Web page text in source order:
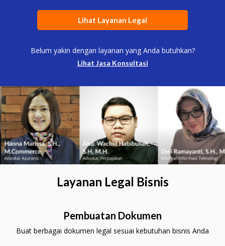
Lihat Layanan Legal
Belum yakin dengan layanan yang Anda butuhkan?
Lihat Jasa Konsultasi
Layanan Legal Bisnis
Pembuatan Dokumen
Buat berbagai dokumen legal sesuai kebutuhan bisnis Anda